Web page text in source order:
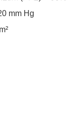
mm Hg